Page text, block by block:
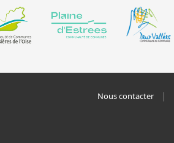
Nous contacter